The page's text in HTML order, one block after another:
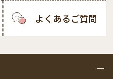
よくあるご質問